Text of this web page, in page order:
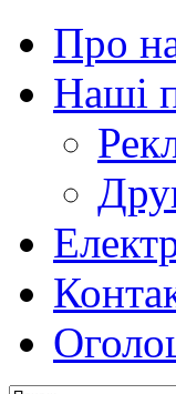
Про
Наші